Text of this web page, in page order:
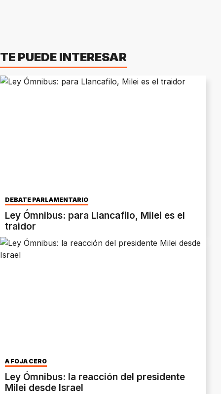
TE PUEDE INTERESAR
DEBATE PARLAMENTARIO
Ley Ómnibus: para Llancafilo, Milei es el
traidor
A FOJA CERO
Ley Ómnibus: la reacción del presidente
Milei desde Israel